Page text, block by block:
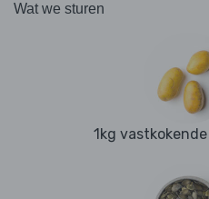
Wat we sturen
1kg